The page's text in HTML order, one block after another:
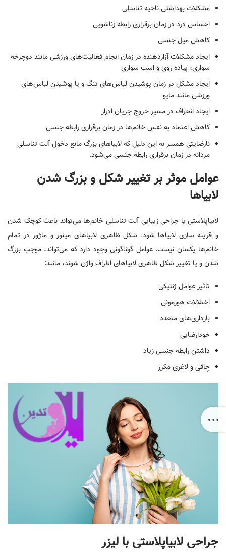
مشکلات بهداشتی ناحیه تناسلی
احساس درد در زمان برقراری رابطه زناشویی
کاهش میل جنسی
ایجاد مشکلات آزاردهنده در زمان انجام فعالیت‌های ورزشی مانند دوچرخه
سواری، پیاده روی و اسب سواری
ایجاد مشکل در زمان پوشیدن لباس‌های تنگ و یا پوشیدن لباس‌های
ورزشی مانند مایو
ایجاد انحراف در مسیر خروج جریان ادرار
کاهش اعتماد به نفس خانم‌ها در زمان برقراری رابطه جنسی
نارضایتی همسر به این دلیل که لابیاهای بزرگ مانع دخول آلت تناسلی
مردانه در زمان برقراری رابطه جنسی می‌شود.
عوامل موثر بر تغییر شکل و بزرگ شدن
لابیاها
لابیاپلاستی یا جراحی زیبایی آلت تناسلی خانم‌ها می‌تواند باعث کوچک شدن
و قرینه سازی لابیاها شود. شکل ظاهری لابیاهای مینور و ماژور در تمام
خانم‌ها یکسان نیست. عوامل گوناگونی وجود دارد که می‌تواند، موجب بزرگ
شدن و یا تغییر شکل ظاهری لابیاهای اطراف واژن شوند، مانند:
تاثیر عوامل ژنتیکی
اختلالات هورمونی
بارداری‌های متعدد
خودارضایی
داشتن رابطه جنسی زیاد
چاقی و لاغری مکرر
جراحی لابیاپلاستی با لیزر